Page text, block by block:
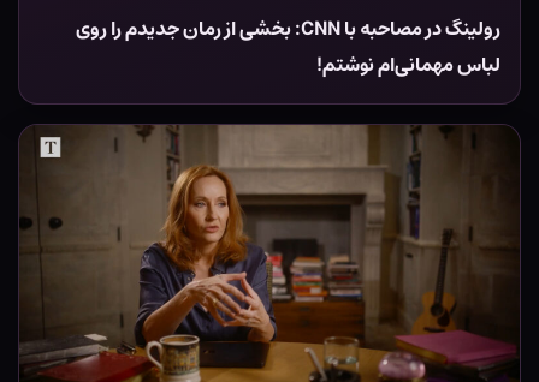
رولینگ در مصاحبه با CNN: بخشی از رمان جدیدم را روی
لباس مهمانی‌ام نوشتم!